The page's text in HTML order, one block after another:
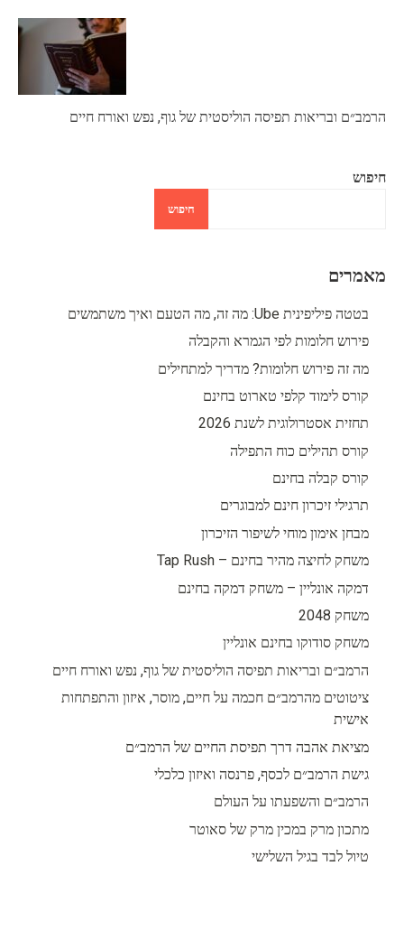
הרמב״ם ובריאות תפיסה הוליסטית של גוף, נפש ואורח חיים
חיפוש
חיפוש
מאמרים
בטטה פיליפינית Ube: מה זה, מה הטעם ואיך משתמשים
פירוש חלומות לפי הגמרא והקבלה
מה זה פירוש חלומות? מדריך למתחילים
קורס לימוד קלפי טארוט בחינם
תחזית אסטרולוגית לשנת 2026
קורס תהילים כוח התפילה
קורס קבלה בחינם
תרגילי זיכרון חינם למבוגרים
מבחן אימון מוחי לשיפור הזיכרון
משחק לחיצה מהיר בחינם – Tap Rush
דמקה אונליין – משחק דמקה בחינם
משחק 2048
משחק סודוקו בחינם אונליין
הרמב״ם ובריאות תפיסה הוליסטית של גוף, נפש ואורח חיים
ציטוטים מהרמב״ם חכמה על חיים, מוסר, איזון והתפתחות
אישית
מציאת אהבה דרך תפיסת החיים של הרמב״ם
גישת הרמב״ם לכסף, פרנסה ואיזון כלכלי
הרמב״ם והשפעתו על העולם
מתכון מרק במכין מרק של סאוטר
טיול לבד בגיל השלישי